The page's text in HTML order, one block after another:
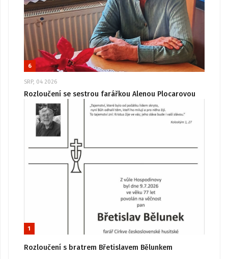
6
SRP, 04 2026
Rozloučení se sestrou farářkou Alenou Plocarovou
1
Rozloučení s bratrem Břetislavem Bělunkem